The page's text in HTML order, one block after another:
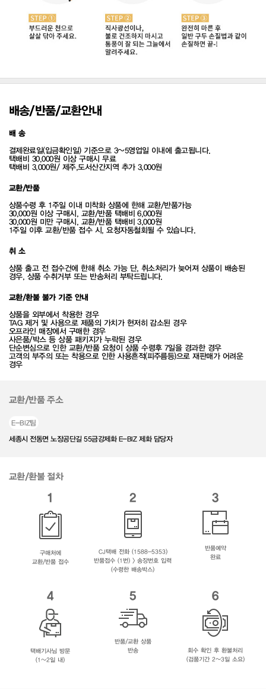
배송/반품/교환안내
배 송
결제완료일(입금확인일) 기준으로 3~5영업일 이내에 출고됩니다.
택배비 30,000원 이상 구매시 무료
택배비 3,000원/ 제주,도서산간지역 추가 3,000원
교환/반품
상품수령 후 1주일 이내 미착화 상품에 한해 교환/반품가능
30,000원 이상 구매시, 교환/반품 택배비 6,000원
30,000원 미만 구매시, 교환/반품 택배비 3,000원
1주일 이후 교환/반품 접수 시, 요청자동철회될 수 있습니다.
취 소
상품 출고 전 접수건에 한해 취소 가능 단, 취소처리가 늦어져 상품이 배송된
경우, 상품 수취거부 또는 반송처리 부탁드립니다.
교환/환불 불가 기준 안내
상품을 외부에서 착용한 경우
TAG 제거 및 사용으로 제품의 가치가 현저히 감소된 경우
오프라인 매장에서 구매한 경우
사은품/박스 등 상품 패키지가 누락된 경우
단순변심으로 인한 교환/반품 요청이 상품 수령후 7일을 경과한 경우
고객의 부주의 또는 착용으로 인한 사용흔적(피주름등)으로 재판매가 어려운
경우
교환/반품 주소
E-BIZ팀
세종시 전동면 노장공단길 55금강제화 E-BIZ 제화 담당자
교환/환불 절차
1
구매처에
교환/반품 접수
2
CJ택배 전화 (1588-5353)
반품접수 (1번) > 송장번호 입력
(수령한 배송박스)
3
반품예약
완료
4
택배기사님 방문
(1~2일 내)
5
반품/교환 상품
반송
6
회수 확인 후 환불처리
(검품기간 2~3일 소요)